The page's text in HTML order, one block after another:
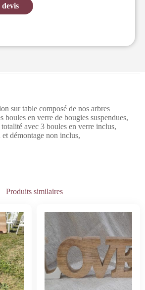
sur table composé de nos arbres
boules en verre de bougies suspendues,
avec 3 boules en verre inclus,
démontage non inclus,
Produits similaires